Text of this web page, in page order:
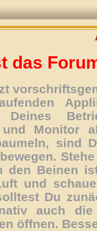
das
Deines
und Monitor
sind
den Beinen
und
Du
auch
öffnen.